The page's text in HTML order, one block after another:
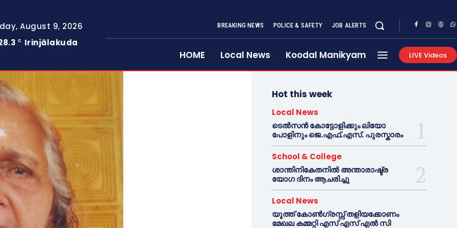
August 9, 2026
C Irinjālakuda
BREAKING NEWS POLICE & SAFETY JOB ALERTS
HOME Local News Koodal Manikyam LIVE Videos
Hot this week
Local News
ടെൽസൻ കോട്ടോളിക്കും ലിയോ
പോളിനും ജെ.എഫ്.എസ്. പുരസ്കാരം
School & College
ശാന്തിനികേതനിൽ അന്താരാഷ്ട്ര
യോഗ ദിനം ആചരിച്ചു
Local News
യൂത്ത് കോൺഗ്രസ്സ് തളിയക്കോണം
മേഖല കമ്മറ്റി എസ് എസ് എൽ സി